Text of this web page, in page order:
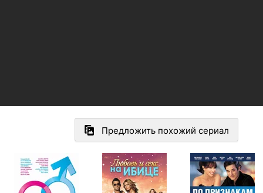
Предложить похожий сериал